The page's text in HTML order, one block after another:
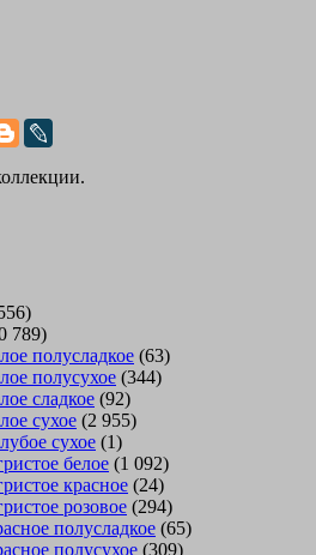
789)
полусладкое (63)
полусухое (344)
сладкое (92)
сухое (2 955)
сухое (1)
белое (1 092)
красное (24)
розовое (294)
полусладкое (65)
полусухое (309)